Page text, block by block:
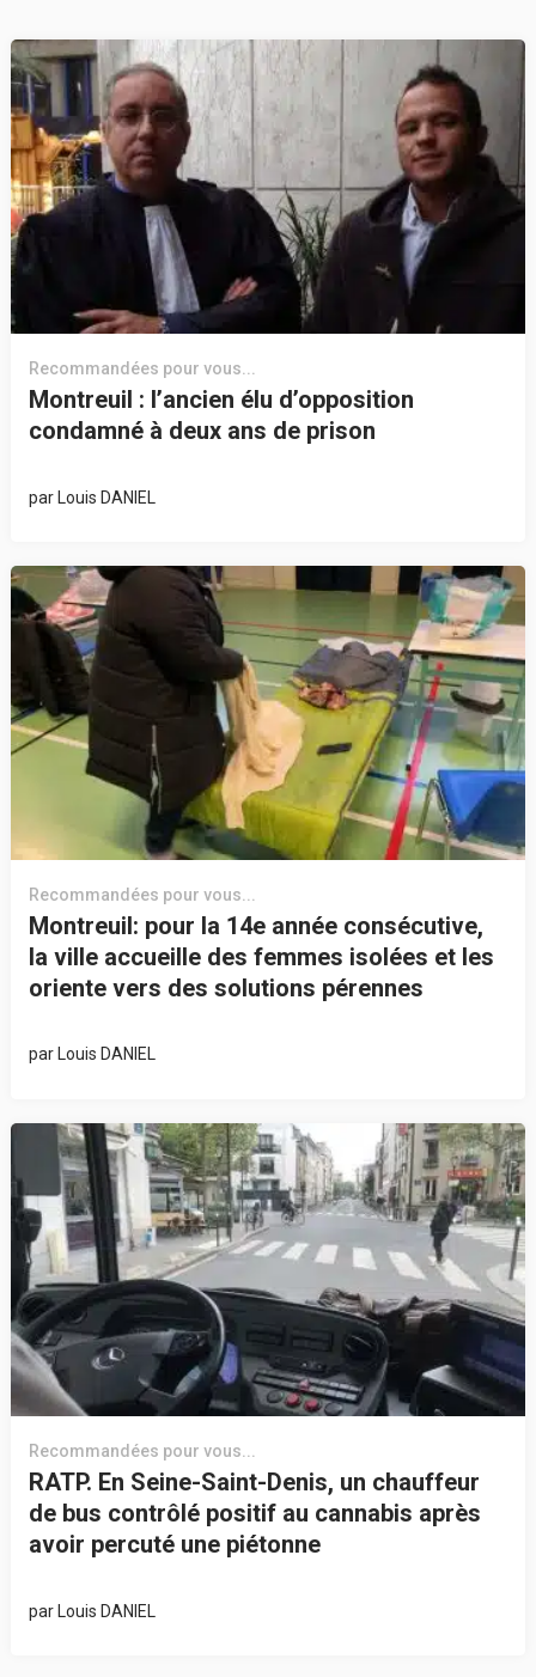
Recommandées pour vous...
Montreuil : l’ancien élu d’opposition
condamné à deux ans de prison
par Louis DANIEL
Recommandées pour vous...
Montreuil: pour la 14e année consécutive,
la ville accueille des femmes isolées et les
oriente vers des solutions pérennes
par Louis DANIEL
Recommandées pour vous...
RATP. En Seine-Saint-Denis, un chauffeur
de bus contrôlé positif au cannabis après
avoir percuté une piétonne
par Louis DANIEL